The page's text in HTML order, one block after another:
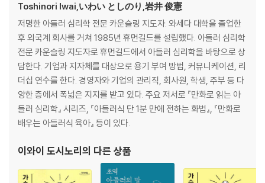
Part 2 불편한 사람과의 관계를 개선하다
Story 2 엄격한 상사는 좋은 사람인가, 나쁜 사람인가
01 불편한 사람과 어울리는 방법
02 용기를 꺾지 말고 부여하자
03 불편한 사람과의 관계를 개선하는 방법
Part 3 사랑하는 사람과 엇갈리는 이유
Story 3 연인과 알몸으로 대화를 나누고 있는가
02 섹스리스 커플
03 남녀의 차이를 이해하자
Toshinori Iwai,いわい としのり,岩井 俊憲
저명한 아들러 심리학 전문 카운슬링 지도자. 와세다 대학을 졸업한
후 외국계 회사를 거쳐 1985년 휴먼길드를 설립했다. 아들러 심리학
전문 카운슬링 지도자로 휴먼길드에서 아들러 심리학을 바탕으로 상
담한다. 기업과 지자체를 대상으로 용기 부여 방법, 커뮤니케이션, 리
더십 연수를 한다. 경영자와 기업의 관리직, 회사원, 학생, 주부 등 다
양한 층에서 폭넓은 지지를 받고 있다. 주요 저서로 『만화로 읽는 아
들러 심리학』 시리즈, 『아들러식 단 1분 만에 전하는 화법』, 『만화로
배우는 아들러식 육아』 등이 있다.
이와이 도시노리 의 다른 상품